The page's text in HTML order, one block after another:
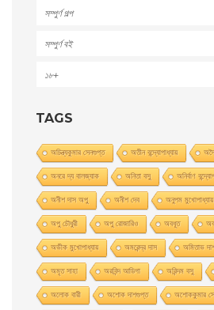
সম্পুর্ণ গল্প
সম্পুর্ণ বই
১৮+
TAGS
অচিন্ত্যকুমার সেনগুপ্ত অতীন বন্দ্যোপাধ্যায়
অনরে দ্য বালজ্যাক অনিতা বসু অনির্বাণ
অনীশ দাস অপু অনীশ দেব অনুপম মুখোপাধ্যায়
অপু চৌধুরী অপু রােজারিও অবধূত
অভীক মুখোপাধ্যায় অমরেন্দ্র দাস অমিতাভ
অমৃত সাহা অরবিন্দ আডিগা অরিন্দম বসু
অলোক বারী অশােক দাশগুপ্ত অশোককুমার